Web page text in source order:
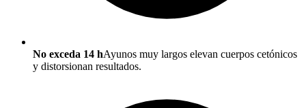
No exceda 14 hAyunos muy largos elevan cuerpos cetónicos
y distorsionan resultados.